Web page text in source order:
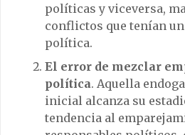
políticas y viceversa,
conflictos que tenían
política.
El error de mezclar
política. Aquella
inicial alcanza su
tendencia al